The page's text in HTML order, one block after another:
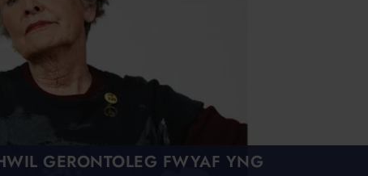
GERONTOLEG FWYAF YNG